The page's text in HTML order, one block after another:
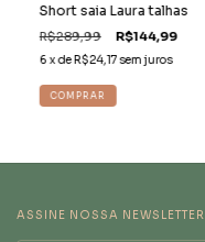
Short saia Laura talhas
R$289,99 R$144,99
6 x deR$24,17 sem juros
COMPRAR
ASSINE NOSSA NEWSLETTER